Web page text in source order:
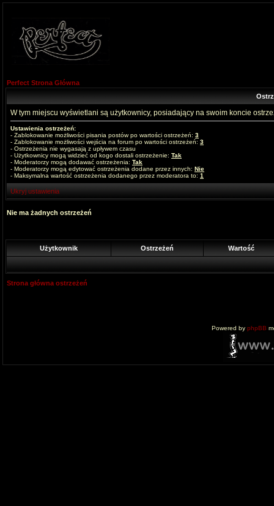
Perfect Strona Główna
W tym miejscu wyświetlani są użytkownicy, posiadający na swoim koncie
Ustawienia ostrzeżeń:
- Zablokowanie możliwości pisania postów po wartości ostrzeżeń: 3
- Zablokowanie możliwości wejścia na forum po wartości ostrzeżeń: 3
- Ostrzeżenia nie wygasają z upływem czasu
- Użytkownicy mogą widzieć od kogo dostali ostrzeżenie: Tak
- Moderatorzy mogą dodawać ostrzeżenia: Tak
- Moderatorzy mogą edytować ostrzeżenia dodane przez innych: Nie
- Maksymalna wartość ostrzeżenia dodanego przez moderatora to: 1
Ukryj ustawienia
Nie ma żadnych ostrzeżeń
Użytkownik Ostrzeżeń Wartość
Strona główna ostrzeżeń
Powered by phpBB